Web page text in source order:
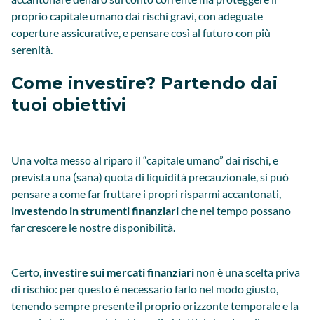
proprio capitale umano dai rischi gravi, con adeguate
coperture assicurative, e pensare così al futuro con più
serenità.
Come investire? Partendo dai
tuoi obiettivi
Una volta messo al riparo il “capitale umano” dai rischi, e
prevista una (sana) quota di liquidità precauzionale, si può
pensare a come far fruttare i propri risparmi accantonati,
investendo in strumenti finanziariche nel tempo possano
far crescere le nostre disponibilità.
Certo, investire sui mercati finanziari non è una scelta priva
di rischio: per questo è necessario farlo nel modo giusto,
tenendo sempre presente il proprio orizzonte temporale e la